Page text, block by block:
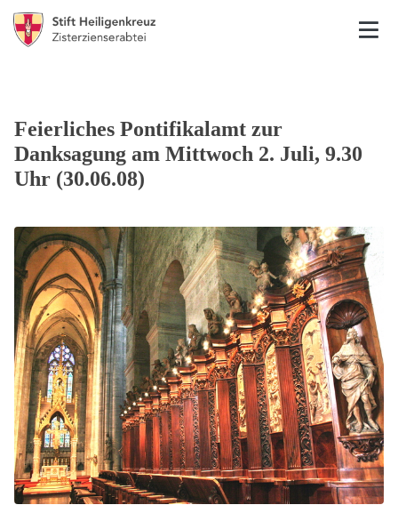
Feierliches Pontifikalamt zur
Danksagung am Mittwoch 2. Juli, 9.30
Uhr (30.06.08)